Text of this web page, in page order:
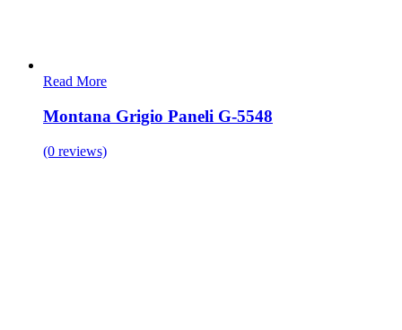
Read More
Montana Grigio Paneli G-5548
(0 reviews)